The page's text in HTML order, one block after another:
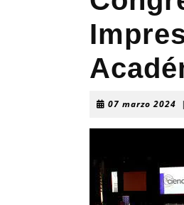
07 marzo 2024 07|